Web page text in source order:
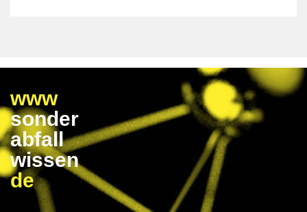
www
sonder
abfall
wissen
de